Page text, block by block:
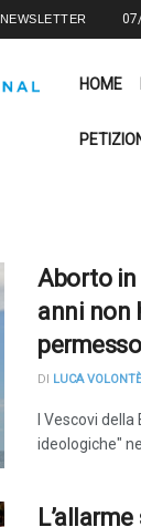
NEWSLETTER
HOME
Aborto in
anni non
DI LUCA VOLONTÈ
I Vescovi
ideologiche"